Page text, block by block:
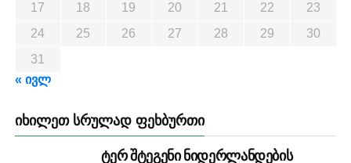
17
18 19 20 21 22
23
24
25 26 27 28 29
30
31
« ივლ
ᲘᲮᲘᲚᲔᲗ ᲡᲠᲣᲚᲐᲓ ᲤᲔᲮᲑᲣᲠᲗᲘ
ტერ შტეგენი ნიდერლანდების